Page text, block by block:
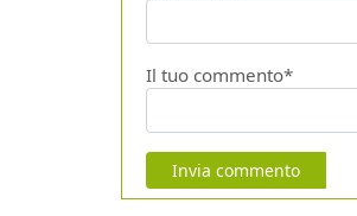
Il tuo commento*
Invia commento